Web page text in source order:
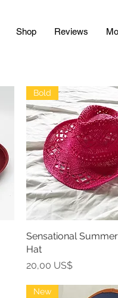
Shop Reviews
Vista rápida
Bold
Sensational
Hat
Precio
20,00 US$
New